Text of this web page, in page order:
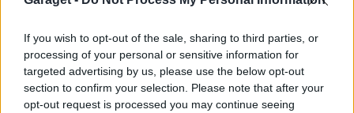
If you wish to opt-out of the sale, sharing to third parties, or
processing of your personal or sensitive information for
targeted advertising by us, please use the below opt-out
section to confirm your selection. Please note that after your
opt-out request is processed you may continue seeing
biltvätt
VW LT35 -04 2.5 TDI dör sporadiskt under
körning, startar direkt efter nyckelcykel.
Delar bytta utan resultat.
Senaste inlägget avJesper328 tisdag 12:52iGenerell
felsökning